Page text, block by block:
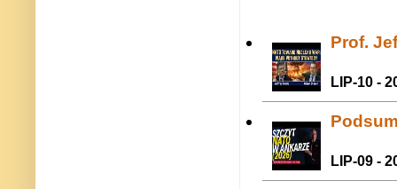
Prof.
LIP-10 -
LIP-09 -